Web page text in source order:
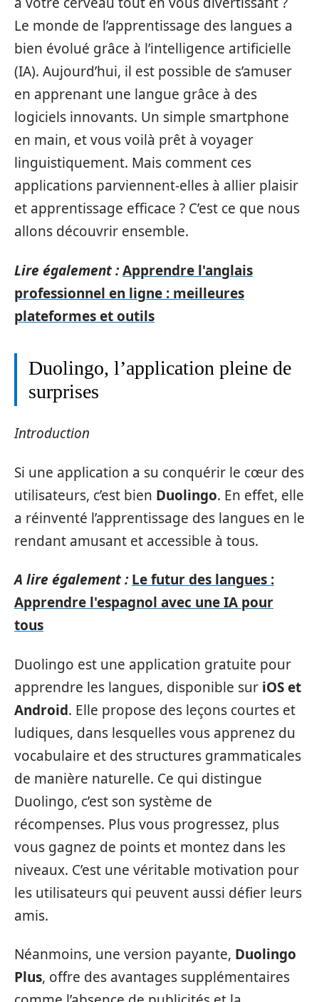
Le monde de l’apprentissage des langues a
bien évolué grâce à l’intelligence artificielle
(IA). Aujourd’hui, il est possible de s’amuser
en apprenant une langue grâce à des
logiciels innovants. Un simple smartphone
en main, et vous voilà prêt à voyager
linguistiquement. Mais comment ces
applications parviennent-elles à allier plaisir
et apprentissage efficace ? C’est ce que nous
allons découvrir ensemble.
Lire également :Apprendre l'anglais
professionnel en ligne : meilleures
plateformes et outils
Duolingo, l’application pleine de
surprises
Introduction
Si une application a su conquérir le cœur des
utilisateurs, c’est bien Duolingo. En effet, elle
a réinventé l’apprentissage des langues en le
rendant amusant et accessible à tous.
A lire également : Le futur des langues :
Apprendre l'espagnol avec une IA pour
tous
Duolingo est une application gratuite pour
apprendre les langues, disponible sur iOS et
Android. Elle propose des leçons courtes et
ludiques, dans lesquelles vous apprenez du
vocabulaire et des structures grammaticales
de manière naturelle. Ce qui distingue
Duolingo, c’est son système de
récompenses. Plus vous progressez, plus
vous gagnez de points et montez dans les
niveaux. C’est une véritable motivation pour
les utilisateurs qui peuvent aussi défier leurs
amis.
Néanmoins, une version payante, Duolingo
Plus, offre des avantages supplémentaires